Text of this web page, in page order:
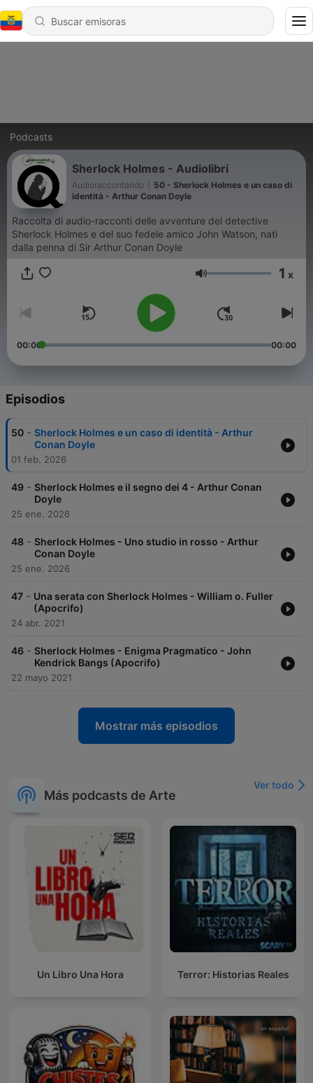
Podcasts
Sherlock Holmes - Audiolibri
Audioraccontando
50 - Sherlock Holmes e un caso di
identità - Arthur Conan Doyle
Raccolta di audio-racconti delle avventure del detective
Sherlock Holmes e del suo fedele amico John Watson, nati
dalla penna di Sir Arthur Conan Doyle
Volumen 1 x
00:00 00:00
Episodios
50 - Sherlock Holmes e un caso di identità - Arthur
Conan Doyle
01 feb. 2026
49 - Sherlock Holmes e il segno dei 4 - Arthur Conan
Doyle
25 ene. 2026
48 - Sherlock Holmes - Uno studio in rosso - Arthur
Conan Doyle
25 ene. 2026
47 - Una serata con Sherlock Holmes - William o. Fuller
(Apocrifo)
24 abr. 2021
46 - Sherlock Holmes - Enigma Pragmatico - John
Kendrick Bangs (Apocrifo)
22 mayo 2021
Mostrar más episodios
Más podcasts de Arte
Ver todo
Un Libro Una Hora Terror: Historias Reales